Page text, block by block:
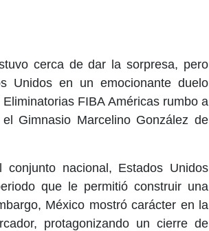
cerca de dar la sorpresa, pero
Unidos en un emocionante duelo
FIBA Américas rumbo a
Gimnasio Marcelino González de
nacional, Estados Unidos
que le permitió construir una
México mostró carácter en la
protagonizando un cierre de